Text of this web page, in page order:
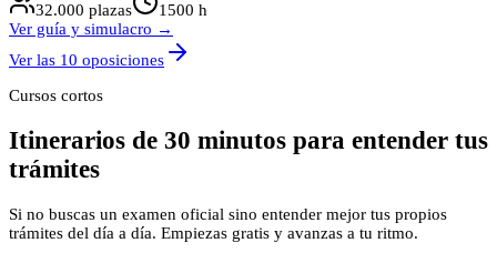
32.000 plazas 1500 h
Ver guía y simulacro →
Ver las 10 oposiciones
Cursos cortos
Itinerarios de 30 minutos para entender tus
trámites
Si no buscas un examen oficial sino entender mejor tus propios
trámites del día a día. Empiezas gratis y avanzas a tu ritmo.